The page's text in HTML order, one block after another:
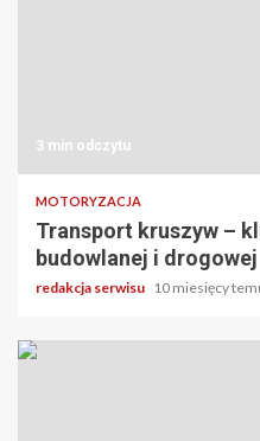
3 min odczytu
MOTORYZACJA
Transport kruszyw –
budowlanej i drogowej
redakcja serwisu 10 miesięcy